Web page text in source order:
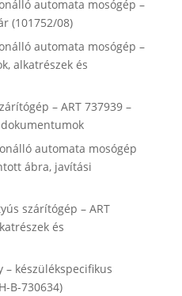
automata mosógép –
(101752/08)
automata mosógép –
alkatrészek és
– ART 737939 –
automata mosógép
ábra, javítási
szárítógép – ART
és
készülékspecifikus
B-730634)